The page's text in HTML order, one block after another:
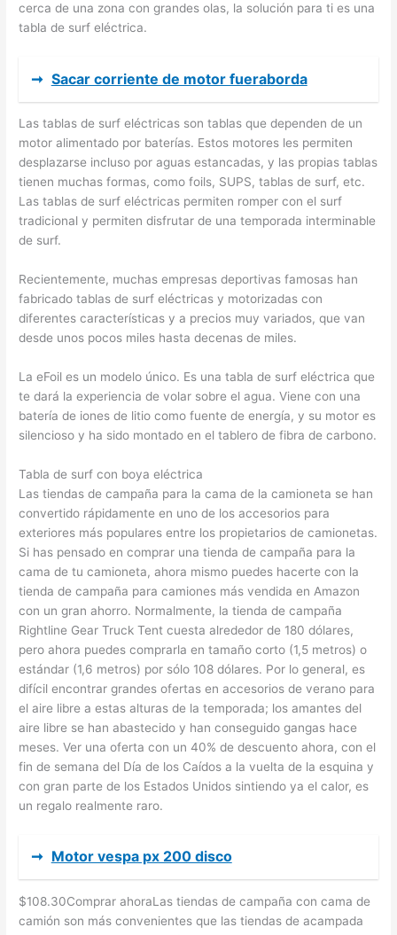
cerca de una zona con grandes olas, la solución para ti es una
tabla de surf eléctrica.
➞ Sacar corriente de motor fueraborda
Las tablas de surf eléctricas son tablas que dependen de un
motor alimentado por baterías. Estos motores les permiten
desplazarse incluso por aguas estancadas, y las propias tablas
tienen muchas formas, como foils, SUPS, tablas de surf, etc.
Las tablas de surf eléctricas permiten romper con el surf
tradicional y permiten disfrutar de una temporada interminable
de surf.
Recientemente, muchas empresas deportivas famosas han
fabricado tablas de surf eléctricas y motorizadas con
diferentes características y a precios muy variados, que van
desde unos pocos miles hasta decenas de miles.
La eFoil es un modelo único. Es una tabla de surf eléctrica que
te dará la experiencia de volar sobre el agua. Viene con una
batería de iones de litio como fuente de energía, y su motor es
silencioso y ha sido montado en el tablero de fibra de carbono.
Tabla de surf con boya eléctrica
Las tiendas de campaña para la cama de la camioneta se han
convertido rápidamente en uno de los accesorios para
exteriores más populares entre los propietarios de camionetas.
Si has pensado en comprar una tienda de campaña para la
cama de tu camioneta, ahora mismo puedes hacerte con la
tienda de campaña para camiones más vendida en Amazon
con un gran ahorro. Normalmente, la tienda de campaña
Rightline Gear Truck Tent cuesta alrededor de 180 dólares,
pero ahora puedes comprarla en tamaño corto (1,5 metros) o
estándar (1,6 metros) por sólo 108 dólares. Por lo general, es
difícil encontrar grandes ofertas en accesorios de verano para
el aire libre a estas alturas de la temporada; los amantes del
aire libre se han abastecido y han conseguido gangas hace
meses. Ver una oferta con un 40% de descuento ahora, con el
fin de semana del Día de los Caídos a la vuelta de la esquina y
con gran parte de los Estados Unidos sintiendo ya el calor, es
un regalo realmente raro.
➞ Motor vespa px 200 disco
$108.30Comprar ahoraLas tiendas de campaña con cama de
camión son más convenientes que las tiendas de acampada